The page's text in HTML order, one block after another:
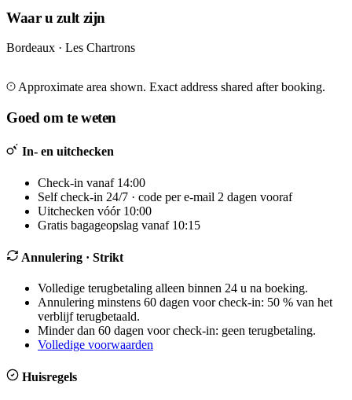
Waar u zult zijn
Bordeaux · Les Chartrons
+
−
Approximate area shown. Exact address shared after booking.
Goed om te weten
In- en uitchecken
Check-in vanaf 14:00
Self check-in 24/7 · code per e-mail 2 dagen vooraf
Uitchecken vóór 10:00
Gratis bagageopslag vanaf 10:15
Annulering · Strikt
Volledige terugbetaling alleen binnen 24 u na boeking.
Annulering minstens 60 dagen voor check-in: 50 % van het
verblijf terugbetaald.
Minder dan 60 dagen voor check-in: geen terugbetaling.
Volledige voorwaarden
Huisregels